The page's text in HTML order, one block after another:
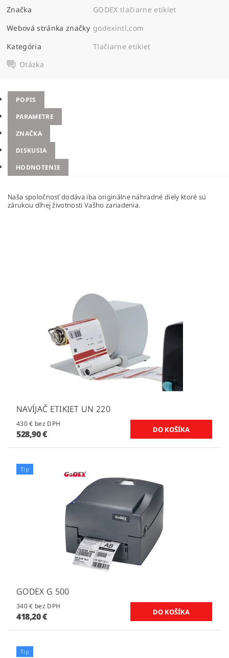
Značka
GODEX tlačiarne etikiet
Webová stránka značky godexintl.com
Kategória
Tlačiarne etikiet
Otázka
POPIS
PARAMETRE
ZNAČKA
DISKUSIA
HODNOTENIE
Naša spoločnosť dodáva iba originálne náhradné diely ktoré sú
zárukou dlhej životnosti Vašho zariadenia.
NAVÍJAČ ETIKIET UN 220
430 € bez DPH
528,90 €
Tip
GODEX G 500
340 € bez DPH
418,20 €
Tip